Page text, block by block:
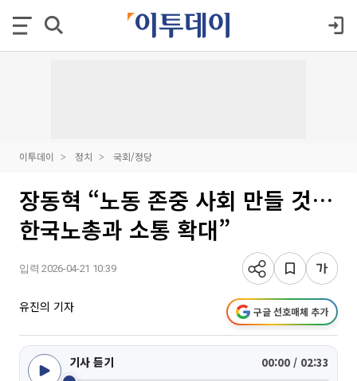
이투데이 정치 국회/정당
장동혁 “노동 존중 사회 만들 것…
한국노총과 소통 확대”
입력 2026-04-21 10:39
유진의 기자 구글 선호매체 추가
기사 듣기 00:00 / 02:33